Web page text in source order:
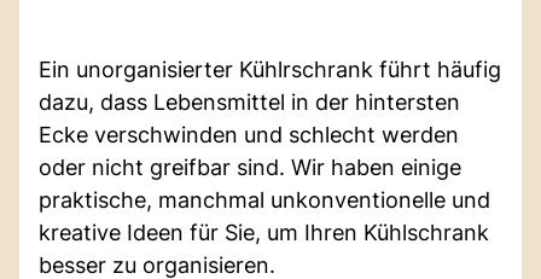
Ein unorganisierter Kühlrschrank führt häufig
dazu, dass Lebensmittel in der hintersten
Ecke verschwinden und schlecht werden
oder nicht greifbar sind. Wir haben einige
praktische, manchmal unkonventionelle und
kreative Ideen für Sie, um Ihren Kühlschrank
besser zu organisieren.